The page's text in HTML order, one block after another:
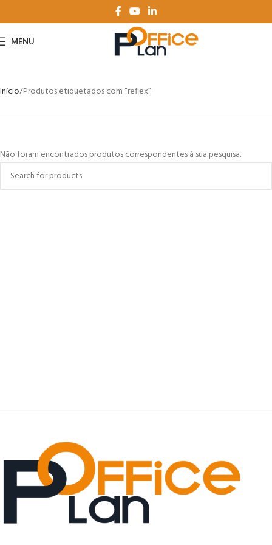
MENU
Início Produtos etiquetados com “reflex”
Não foram encontrados produtos correspondentes à sua pesquisa.